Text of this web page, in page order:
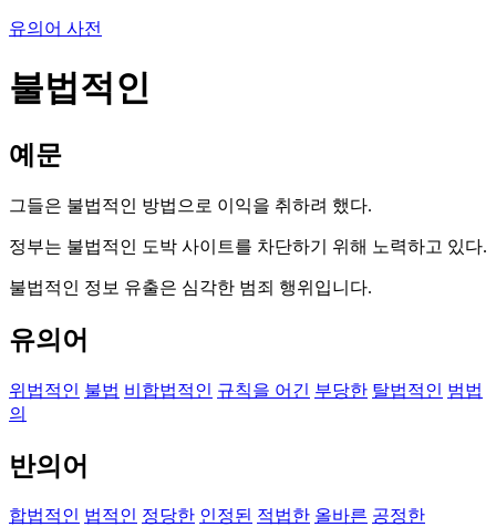
유의어 사전
불법적인
예문
그들은 불법적인 방법으로 이익을 취하려 했다.
정부는 불법적인 도박 사이트를 차단하기 위해 노력하고 있다.
불법적인 정보 유출은 심각한 범죄 행위입니다.
유의어
위법적인 불법 비합법적인 규칙을 어긴 부당한 탈법적인 범법
의
반의어
합법적인 법적인 정당한 인정된 적법한 올바른 공정한